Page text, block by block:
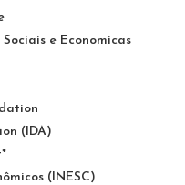
e Economicas
(IDA)
(INESC)